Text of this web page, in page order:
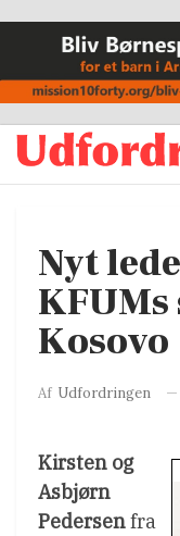
Nyt
Kosovo
Af Udfordringen
Kirsten og
Asbjørn
Pedersenfra